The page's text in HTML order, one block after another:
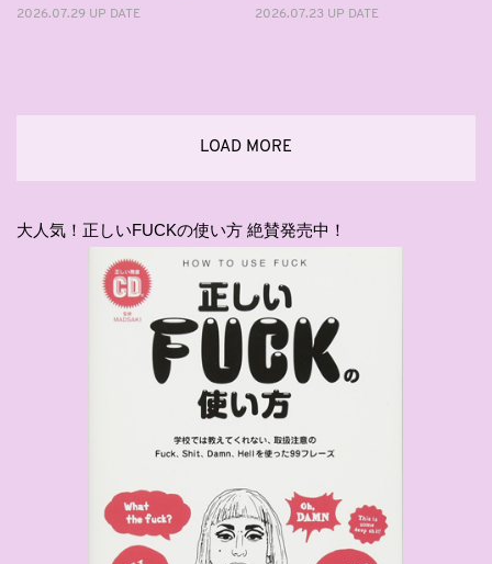
2026.07.29 UP DATE 2026.07.23 UP DATE
LOAD MORE
大人気！正しいFUCKの使い方 絶賛発売中！